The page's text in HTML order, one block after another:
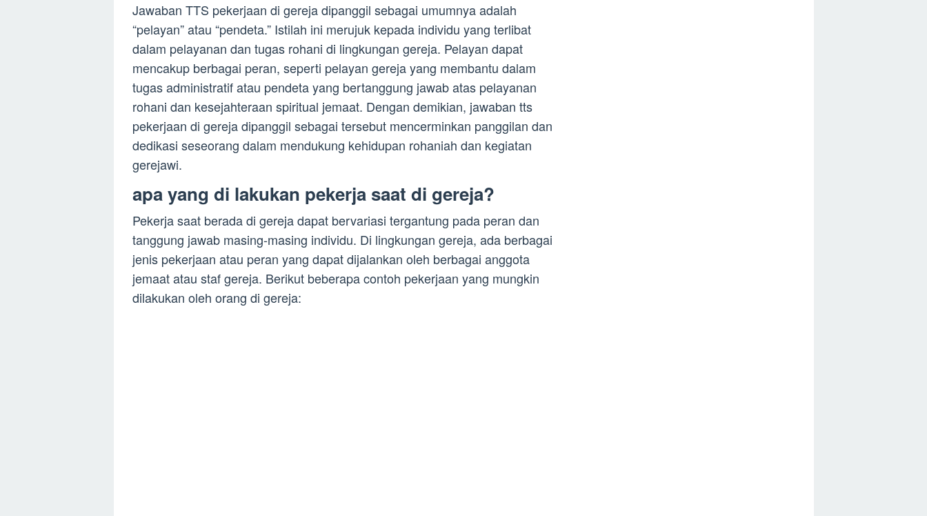
Jawaban TTS pekerjaan di gereja dipanggil sebagai umumnya adalah
“pelayan” atau “pendeta.” Istilah ini merujuk kepada individu yang terlibat
dalam pelayanan dan tugas rohani di lingkungan gereja. Pelayan dapat
mencakup berbagai peran, seperti pelayan gereja yang membantu dalam
tugas administratif atau pendeta yang bertanggung jawab atas pelayanan
rohani dan kesejahteraan spiritual jemaat. Dengan demikian, jawaban tts
pekerjaan di gereja dipanggil sebagai tersebut mencerminkan panggilan dan
dedikasi seseorang dalam mendukung kehidupan rohaniah dan kegiatan
gerejawi.
apa yang di lakukan pekerja saat di gereja?
Pekerja saat berada di gereja dapat bervariasi tergantung pada peran dan
tanggung jawab masing-masing individu. Di lingkungan gereja, ada berbagai
jenis pekerjaan atau peran yang dapat dijalankan oleh berbagai anggota
jemaat atau staf gereja. Berikut beberapa contoh pekerjaan yang mungkin
dilakukan oleh orang di gereja: